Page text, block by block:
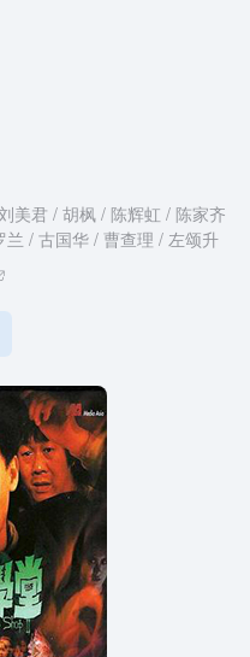
美君 / 胡枫 / 陈辉虹 / 陈家齐
/ 古国华 / 曹查理 / 左颂升